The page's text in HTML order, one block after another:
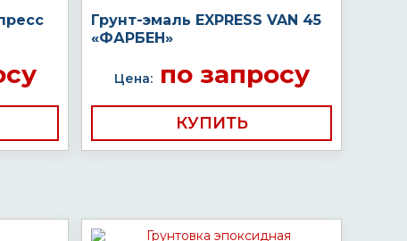
Грунт-эмаль EXPRESS VAN 45
«ФАРБЕН»
Цена:по запросу
КУПИТЬ